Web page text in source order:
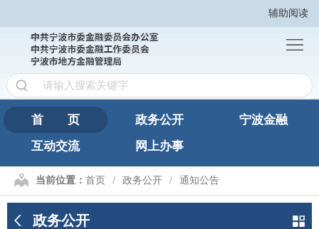
辅助阅读
务
公
宁
波
互 首 页 政务公开
宁波金融
互动交流
网上办事
当前位置： 首页 政务公开 通知公告
政务公开